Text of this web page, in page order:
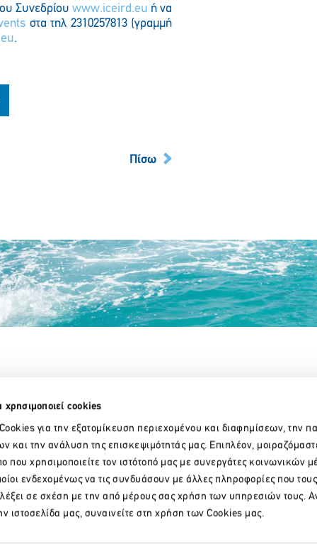
χρησιμοποιεί cookies
για την εξατομίκευση περιεχομένου και διαφημίσεων, την
και την ανάλυση της επισκεψιμότητάς μας. Επιπλέον,
που χρησιμοποιείτε τον ιστότοπό μας με συνεργάτες κοινωνικών
ενδεχομένως να τις συνδυάσουν με άλλες πληροφορίες που
σε σχέση με την από μέρους σας χρήση των υπηρεσιών τους.
ιστοσελίδα μας, συναινείτε στη χρήση των Cookies μας.
Συνεδρίου www.iceird.eu ή να
στα τηλ 2310257813 (γραμμή
eu.
Πίσω